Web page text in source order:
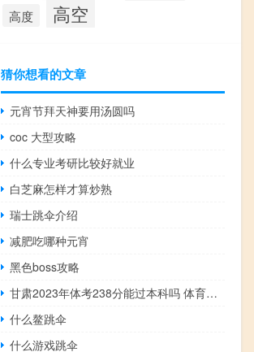
高度 高空
猜你想看的文章
元宵节拜天神要用汤圆吗
coc 大型攻略
什么专业考研比较好就业
白芝麻怎样才算炒熟
瑞士跳伞介绍
减肥吃哪种元宵
黑色boss攻略
甘肃2023年体考238分能过本科吗 体育生一本分数线2023
什么鳌跳伞
什么游戏跳伞